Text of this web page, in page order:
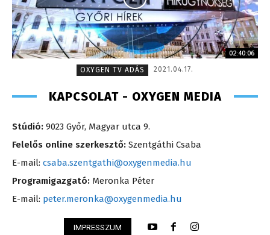
02:40:06
OXYGEN TV ADÁS
2021.04.17.
KAPCSOLAT - OXYGEN MEDIA
Stúdió: 9023 Győr, Magyar utca 9.
Felelős online szerkesztő: Szentgáthi Csaba
E-mail: csaba.szentgathi@oxygenmedia.hu
Programigazgató: Meronka Péter
E-mail: peter.meronka@oxygenmedia.hu
IMPRESSZUM